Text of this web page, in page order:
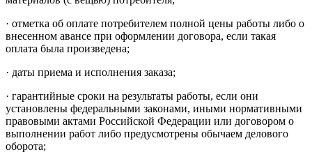
· отметка об оплате потребителем полной цены работы либо о
внесенном авансе при оформлении договора, если такая
оплата была произведена;
· даты приема и исполнения заказа;
· гарантийные сроки на результаты работы, если они
установлены федеральными законами, иными нормативными
правовыми актами Российской Федерации или договором о
выполнении работ либо предусмотрены обычаем делового
оборота;